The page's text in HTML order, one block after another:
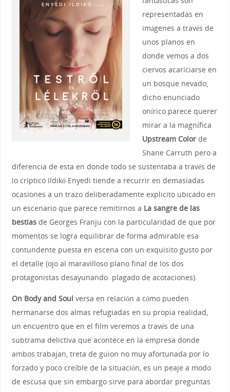
representadas en
imágenes a través de
unos planos en
donde vemos a dos
ciervos acariciarse en
un bosque nevado,
dicho enunciado
onírico parece querer
mirar a la magnífica
Upstream Colorde
Shane Carruth pero a
diferencia de esta en donde todo se sustentaba a través de
lo críptico Ildikó Enyedi tiende a recurrir en demasiadas
ocasiones a un trazo deliberadamente explicito ubicado en
un escenario que parece remitirnos a La sangre de las
bestiasde Georges Franju con la particularidad de que por
momentos se logra equilibrar de forma admirable esa
contundente puesta en escena con un exquisito gusto por
el detalle (ojo al maravilloso plano final de los dos
protagonistas desayunando plagado de acotaciones).
On Body and Soul versa en relación a cómo pueden
hermanarse dos almas refugiadas en su propia realidad,
un encuentro que en el film veremos a través de una
subtrama delictiva que acontece en la empresa donde
ambos trabajan, treta de guion no muy afortunada por lo
forzado y poco creíble de la situación, es un peaje a modo
de escusa que sin embargo sirve para abordar preguntas